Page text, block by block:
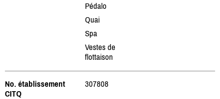
Pédalo
Quai
Spa
Vestes de
flottaison
No. établissement
CITQ
307808